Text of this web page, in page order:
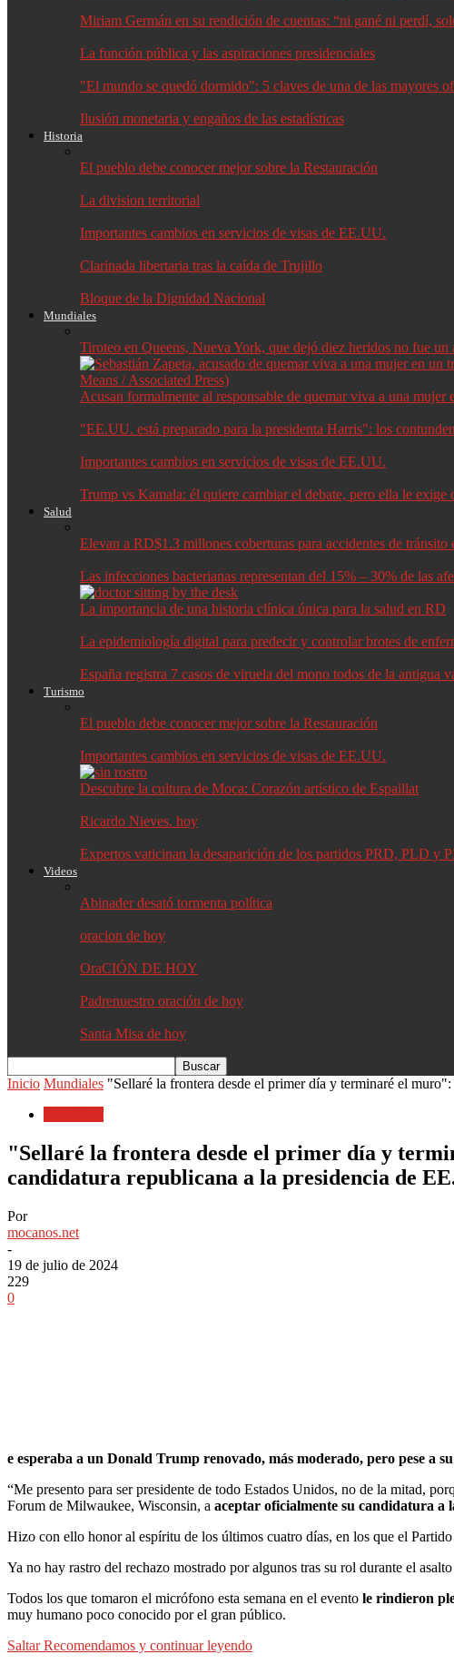
Miriam Germán en su rendición de cuentas: “ni gané ni perdí,
La función pública y las aspiraciones presidenciales
"El mundo se quedó dormido": 5 claves de una de las mayores
Ilusión monetaria y engaños de las estadísticas
Historia
El pueblo debe conocer mejor sobre la Restauración
La division territorial
Importantes cambios en servicios de visas de EE.UU.
Clarinada libertaria tras la caída de Trujillo
Bloque de la Dignidad Nacional
Mundiales
Tiroteo en Queens, Nueva York, que dejó diez heridos no fue un
Acusan formalmente al responsable de quemar viva a una mujer
"EE.UU. está preparado para la presidenta Harris": los
Importantes cambios en servicios de visas de EE.UU.
Trump vs Kamala: él quiere cambiar el debate, pero ella le
Salud
Elevan a RD$1.3 millones coberturas para accidentes de tránsito
Las infecciones bacterianas representan del 15% – 30% de las
La importancia de una historia clínica única para la salud en RD
La epidemiología digital para predecir y controlar brotes de
España registra 7 casos de viruela del mono todos de la antigua
Turismo
El pueblo debe conocer mejor sobre la Restauración
Importantes cambios en servicios de visas de EE.UU.
Descubre la cultura de Moca: Corazón artístico de Espaillat
Ricardo Nieves. hoy
Expertos vaticinan la desaparición de los partidos PRD, PLD y
Videos
Abinader desató tormenta política
oracion de hoy
OraCIÓN DE HOY
Padrenuestro oración de hoy
Santa Misa de hoy
Inicio Mundiales "Sellaré la frontera desde el primer día y terminaré el
"Sellaré la frontera desde el primer día y
candidatura republicana a la presidencia de
Por
mocanos.net
-
19 de julio de 2024
229
0
e esperaba a un Donald Trump renovado, más moderado, pero pese a
“Me presento para ser presidente de todo Estados Unidos, no de la mitad,
Forum de Milwaukee, Wisconsin, a aceptar oficialmente su candidatura a
Hizo con ello honor al espíritu de los últimos cuatro días, en los que el
Ya no hay rastro del rechazo mostrado por algunos tras su rol durante el
Todos los que tomaron el micrófono esta semana en el evento le rindieron
muy humano poco conocido por el gran público.
Saltar Recomendamos y continuar leyendo